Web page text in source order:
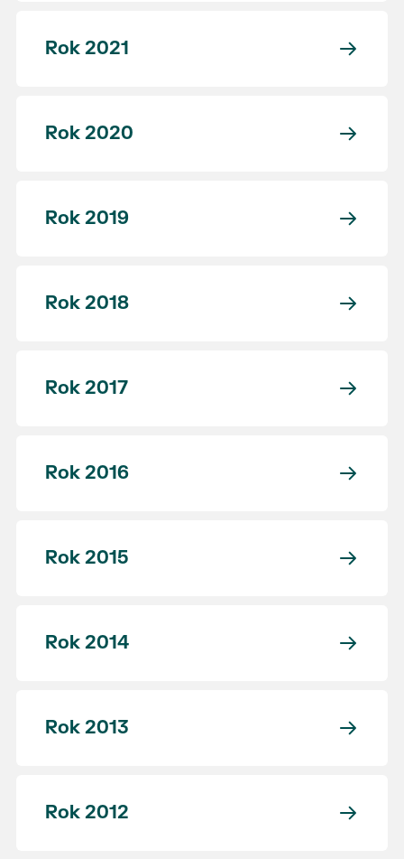
Rok 2021
Rok 2020
Rok 2019
Rok 2018
Rok 2017
Rok 2016
Rok 2015
Rok 2014
Rok 2013
Rok 2012